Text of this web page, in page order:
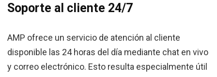
Soporte al cliente 24/7
AMP ofrece un servicio de atención al cliente
disponible las 24 horas del día mediante chat en vivo
y correo electrónico. Esto resulta especialmente útil